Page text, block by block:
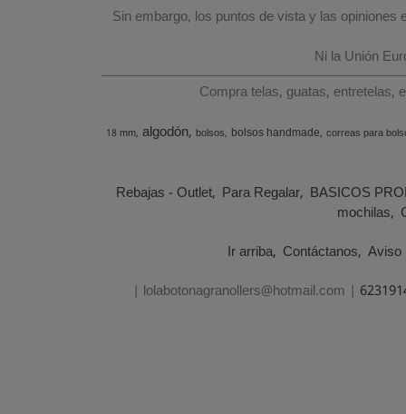
Sin embargo, los puntos de vista y las
Ni la Unión
Compra telas, guatas, entretelas,
18 mm algodón bolsos bolsos handmade correas para
Rebajas - Outlet Para Regalar BASICOS
mochilas
Ir arriba Contáctanos Aviso
| lolabotonagranollers@hotmail.com |